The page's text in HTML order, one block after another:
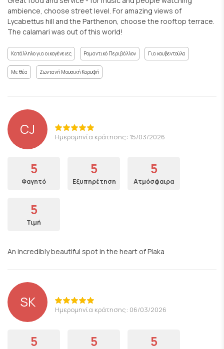
ambience, choose street level. For amazing views of
Lycabettus hill and the Parthenon, choose the rooftop terrace.
The calamari was out of this world!
Κατάλληλο για οικογένειες Ρομαντικό Περιβάλλον Για κουβεντούλα
Με θέα Ζωντανή Μουσική Κορυφή
CJ Ημερομηνία κράτησης: 15/03/2026
5
Φαγητό
5
Εξυπηρέτηση
5
Ατμόσφαιρα
5
Τιμή
An incredibly beautiful spot in the heart of Plaka
SK Ημερομηνία κράτησης: 06/03/2026
5 5 5